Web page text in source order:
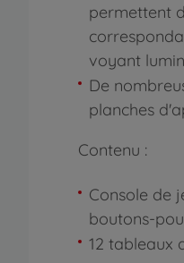
permettent
voyant
De
planches
Contenu :
Console de
boutons-
12 tableaux